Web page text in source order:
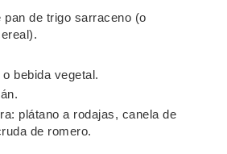
pan de trigo sarraceno (o
bebida vegetal.
plátano a rodajas, canela de
de romero.